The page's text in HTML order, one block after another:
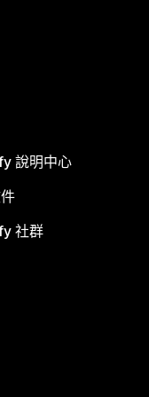
說明中心
社群